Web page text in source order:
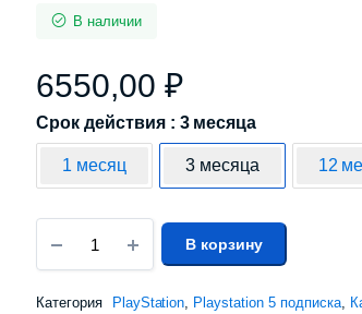
В наличии
6550,00 ₽
Срок действия : 3 месяца
1 месяц 3 месяца 12
В корзину
Категория PlayStation, Playstation 5 подписка,